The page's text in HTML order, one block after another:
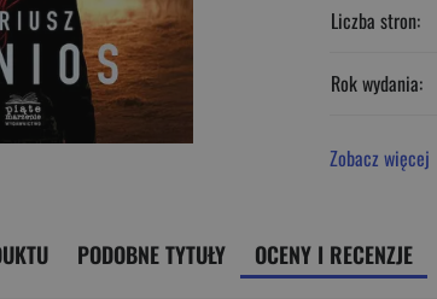
Liczba stron:
Rok wydania:
Zobacz więcej
PODOBNE TYTUŁY OCENY I RECENZJE